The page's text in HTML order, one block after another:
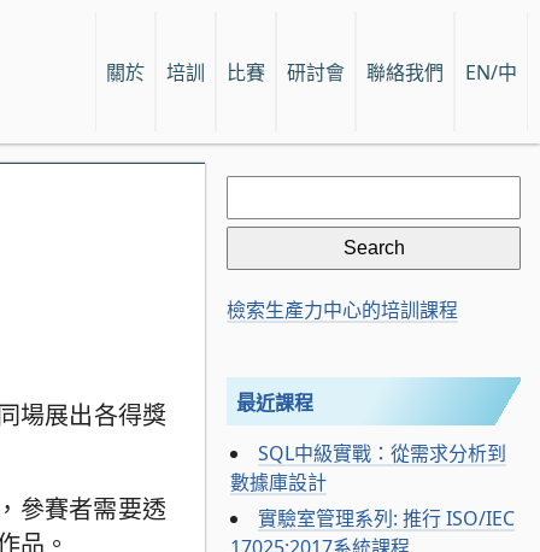
關於 培訓 比賽 研討會 聯絡我們 EN/中
場展出各得獎
參賽者需要透
品。
Search
for:
檢索生產力中心的培訓課程
最近課程
SQL中級實戰：從需求分析到
數據庫設計
實驗室管理系列: 推行 ISO/IEC